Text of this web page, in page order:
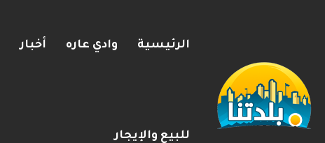
الرئيسية وادي عاره أخبار
للبيع والإيجار
الإعلانات